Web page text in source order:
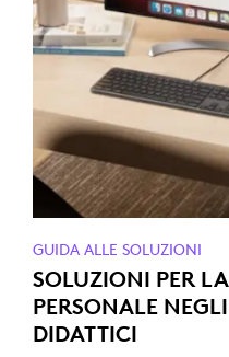
GUIDA ALLE SOLUZIONI
SOLUZIONI PER
PERSONALE
DIDATTICI